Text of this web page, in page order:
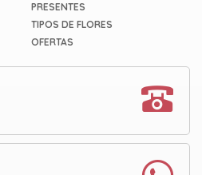
PRESENTES
TIPOS DE FLORES
OFERTAS